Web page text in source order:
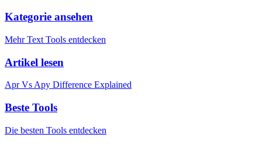
Kategorie ansehen
Mehr Text Tools entdecken
Artikel lesen
Apr Vs Apy Difference Explained
Beste Tools
Die besten Tools entdecken